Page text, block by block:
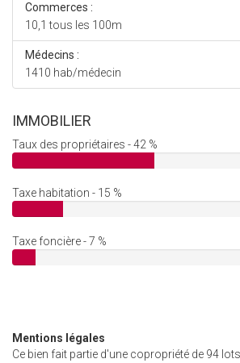
Commerces :
10,1 tous les 100m
Médecins :
1410 hab/médecin
IMMOBILIER
Taux des propriétaires - 42 %
Taxe habitation - 15 %
Taxe foncière - 7 %
Mentions légales
Ce bien fait partie d'une copropriété de 94